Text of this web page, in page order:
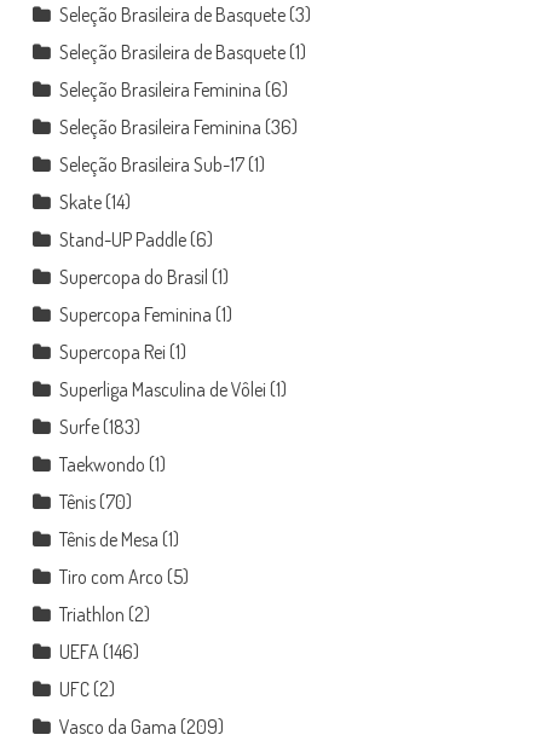
Seleção Brasileira de Basquete(3)
Seleção Brasileira de Basquete(1)
Seleção Brasileira Feminina (6)
Seleção Brasileira Feminina (36)
Seleção Brasileira Sub-17(1)
Skate(14)
Stand-UP Paddle(6)
Supercopa do Brasil (1)
Supercopa Feminina (1)
Supercopa Rei (1)
Superliga Masculina de Vôlei (1)
Surfe(183)
Taekwondo (1)
Tênis(70)
Tênis de Mesa (1)
Tiro com Arco (5)
Triathlon (2)
UEFA (146)
UFC(2)
Vasco da Gama (209)